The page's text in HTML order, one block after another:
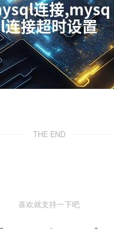
THE END
喜欢就支持一下吧